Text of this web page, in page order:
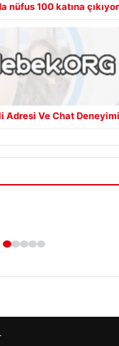
nüfus 100 katına çıkıyor
Adresi Ve Chat Deneyimi